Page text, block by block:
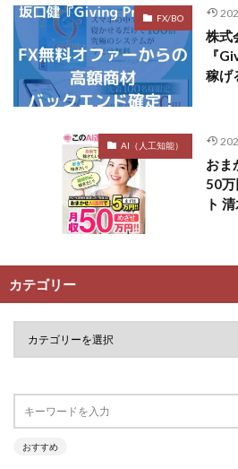
FX/BO
株式
『
稼げ
AI（人工知能）
おま
50
ト
カテゴリー
おすすめ